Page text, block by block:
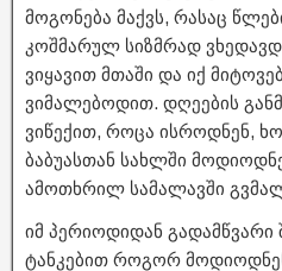
მოგონება მაქვს, რასაც
კოშმარულ სიზმრად
ვიყავით მთაში და იქ
ვიმალებოდით. დღეების
ვიწექით, როცა ისროდნენ,
ბაბუასთან სახლში
ამოთხრილ სამალავში
იმ პერიოდიდან გადამწვარი
ტანკებით როგორ